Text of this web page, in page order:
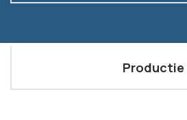
Productie